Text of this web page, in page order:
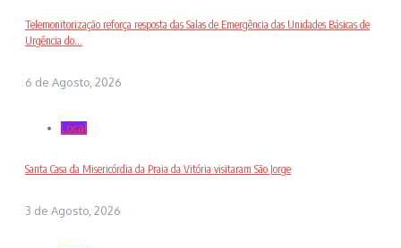
Telemonitorização reforça resposta das Salas de Emergência das Unidades Básicas de
Urgência do...
6 de Agosto, 2026
Local
Santa Casa da Misericórdia da Praia da Vitória visitaram São Jorge
3 de Agosto, 2026